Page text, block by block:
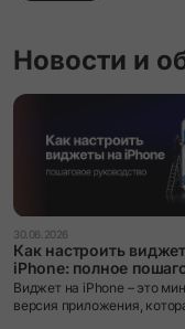
Новости и
30.06.2026
Как настроить
iPhone: полное
руководство
Виджет на iPhone – это
версия приложения,